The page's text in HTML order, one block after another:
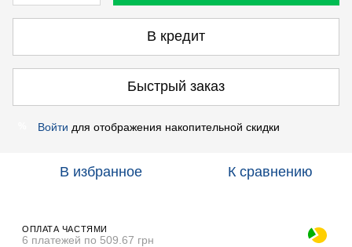
В кредит
Быстрый заказ
Войти для отображения накопительной скидки
В избранное К сравнению
ОПЛАТА ЧАСТЯМИ
6 платежей по 509.67 грн